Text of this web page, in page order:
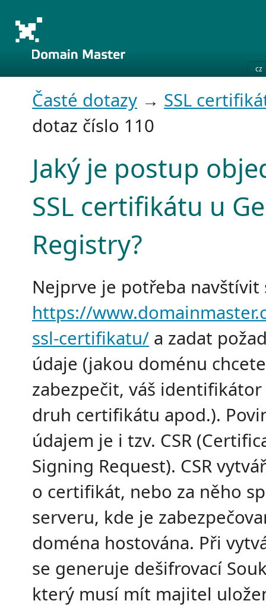
cz
Časté dotazy → SSL
dotaz číslo 110
Jaký je postup
SSL certifikátu u
Registry?
Nejprve je potřeba navštívit
https://
ssl-certifikatu/ a zadat
údaje (jakou doménu chcete
zabezpečit, váš
druh certifikátu apod.).
údajem je i tzv. CSR
Signing Request). CSR
o certifikát, nebo za něho
serveru, kde je
doména hostována. Při
se generuje dešifrovací
který musí mít majitel